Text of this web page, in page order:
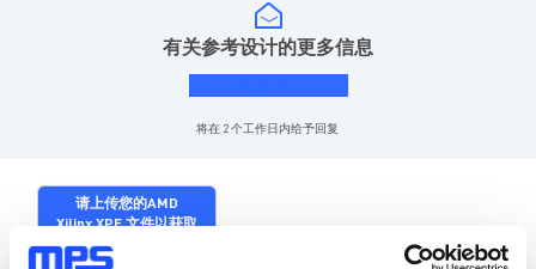
有关参考设计的更多信息
将在 2 个工作日内给予回复
请上传您的AMD
Xilinx XPE 文件以获取
设计帮助